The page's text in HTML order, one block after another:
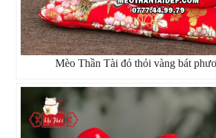
Mèo Thần Tài đỏ thỏi vàng bát